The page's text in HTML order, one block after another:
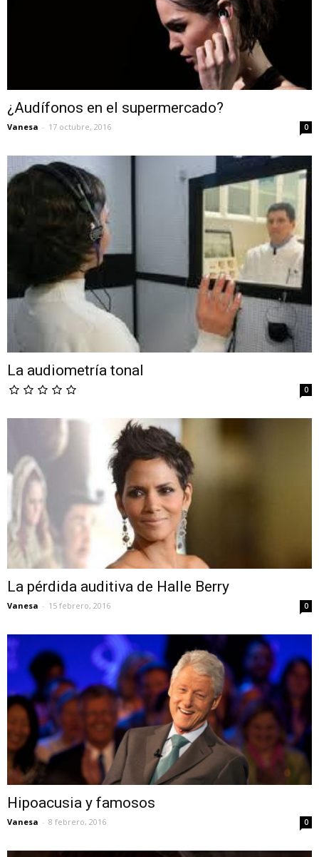
¿Audífonos en el supermercado?
Vanesa - 17 octubre, 2016 0
La audiometría tonal
0
La pérdida auditiva de Halle Berry
Vanesa - 15 febrero, 2016 0
Hipoacusia y famosos
Vanesa - 8 febrero, 2016 0